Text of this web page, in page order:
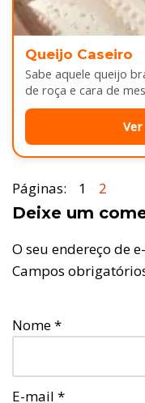
Queijo Caseiro
Sabe aquele queijo
de roça e cara de
Páginas: 1 2
Deixe um
O seu endereço de
Campos
Nome*
E-mail *